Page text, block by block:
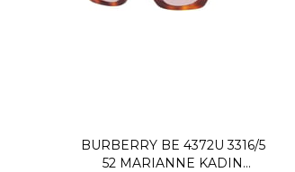
BURBERRY BE 4372U 3316/5
52 MARIANNE KADIN